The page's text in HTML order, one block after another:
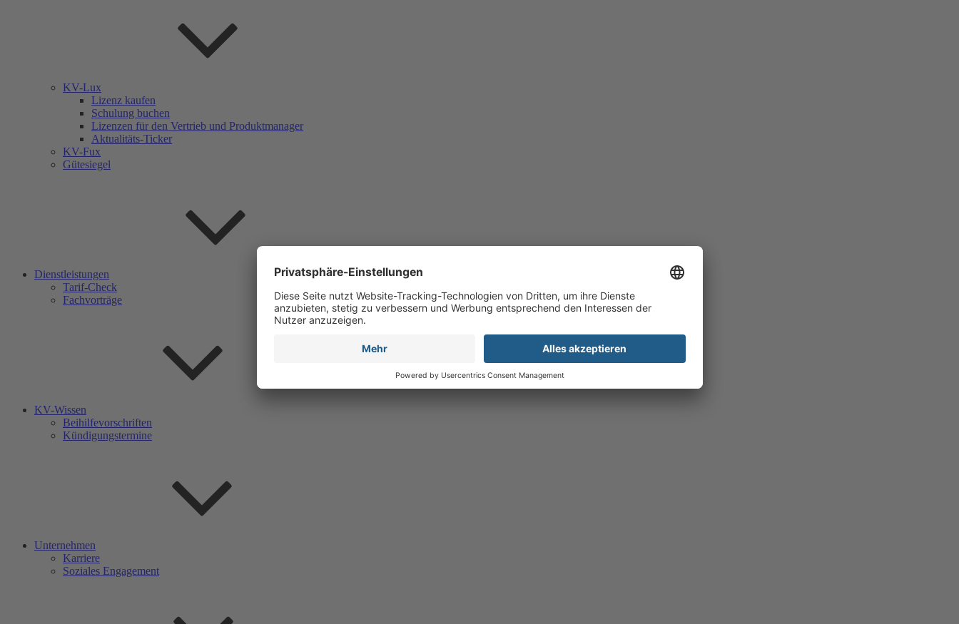
KV-Lux
Lizenz kaufen
Schulung buchen
Lizenzen für den Vertrieb und Produktmanager
Aktualitäts-Ticker
KV-Fux
Gütesiegel
Dienstleistungen
Tarif-Check
Fachvorträge
KV-Wissen
Beihilfevorschriften
Kündigungstermine
Unternehmen
Karriere
Soziales Engagement